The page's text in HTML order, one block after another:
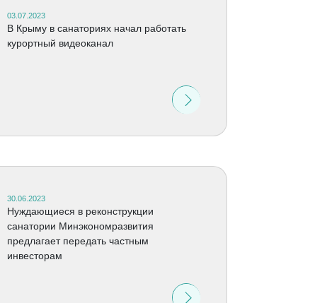
03.07.2023
В Крыму в санаториях начал работать
курортный видеоканал
30.06.2023
Нуждающиеся в реконструкции
санатории Минэкономразвития
предлагает передать частным
инвесторам